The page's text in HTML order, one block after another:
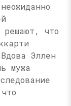
решают, что
Эллен
мужа